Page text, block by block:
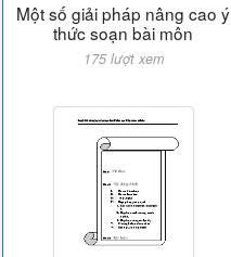
Một số giải pháp nâng cao ý
thức soạn bài môn
175 lượt xem